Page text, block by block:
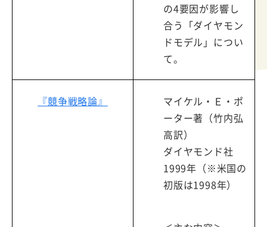
の4要因が影響し
合う「ダイヤモン
ドモデル」につい
て。
『競争戦略論』
マイケル・Ｅ・ポ
ーター著（竹内弘
高訳）
ダイヤモンド社
1999年（※米国の
初版は1998年）